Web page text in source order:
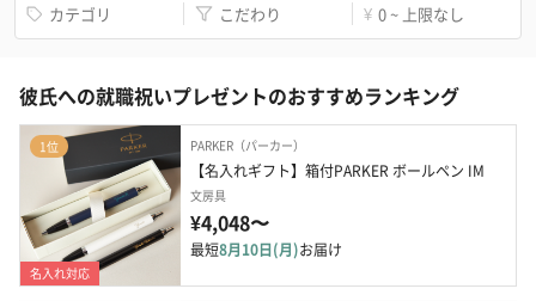
カテゴリ こだわり ¥ 0 ~ 上限なし
彼氏への就職祝いプレゼントのおすすめランキング
1位
名入れ対応
PARKER（パーカー）
【名入れギフト】箱付PARKER ボールペン IM
文房具
¥4,048〜
最短8月10日(月)お届け